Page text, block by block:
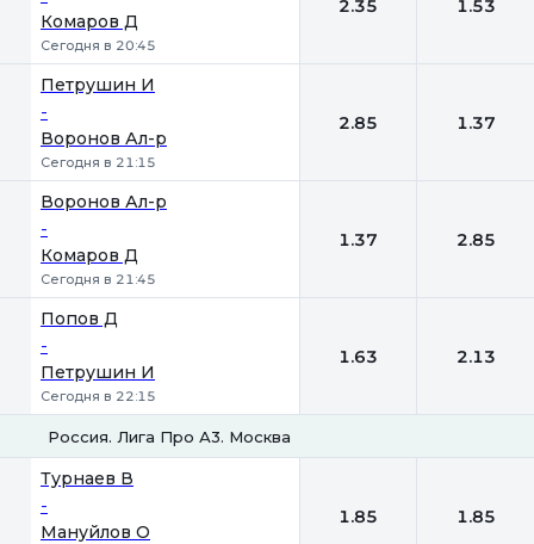
Комаров Д
Сегодня в 20:45
2.35 1.53
Петрушин И
-
Воронов Ал-р
Сегодня в 21:15
2.85 1.37
Воронов Ал-р
-
Комаров Д
Сегодня в 21:45
1.37 2.85
Попов Д
-
Петрушин И
Сегодня в 22:15
1.63 2.13
Россия. Лига Про А3. Москва
Турнаев В
-
Мануйлов О
1.85 1.85